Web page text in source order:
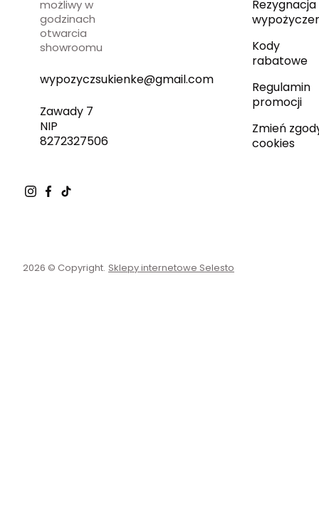
możliwy w
godzinach
otwarcia
showroomu
wypozyczsukienke@gmail.com
Zawady 7
NIP
8272327506
Rezygnacja
Kody
rabatowe
Regulamin
promocji
Zmień
cookies
2026 © Copyright. Sklepy internetowe Selesto